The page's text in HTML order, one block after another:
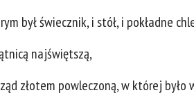
był świecznik, i stół, i pokładne
najświętszą,
złotem powleczoną, w której